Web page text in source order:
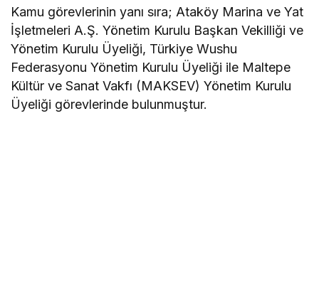
Kamu görevlerinin yanı sıra; Ataköy Marina ve Yat
İşletmeleri A.Ş. Yönetim Kurulu Başkan Vekilliği ve
Yönetim Kurulu Üyeliği, Türkiye Wushu
Federasyonu Yönetim Kurulu Üyeliği ile Maltepe
Kültür ve Sanat Vakfı (MAKSEV) Yönetim Kurulu
Üyeliği görevlerinde bulunmuştur.